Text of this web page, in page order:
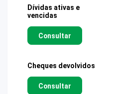
Dívidas ativas e
vencidas
Consultar
Cheques devolvidos
Consultar